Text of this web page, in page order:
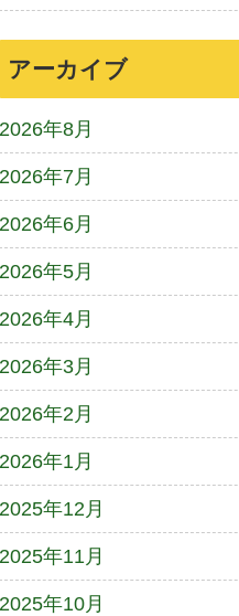
アーカイブ
2026年8月
2026年7月
2026年6月
2026年5月
2026年4月
2026年3月
2026年2月
2026年1月
2025年12月
2025年11月
2025年10月